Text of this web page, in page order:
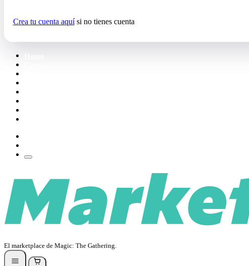
Crea tu cuenta aquísi no tienes cuenta
El marketplace de Magic: The Gathering.